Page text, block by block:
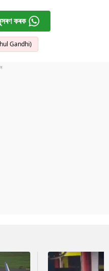
কৰক
Gandhi)